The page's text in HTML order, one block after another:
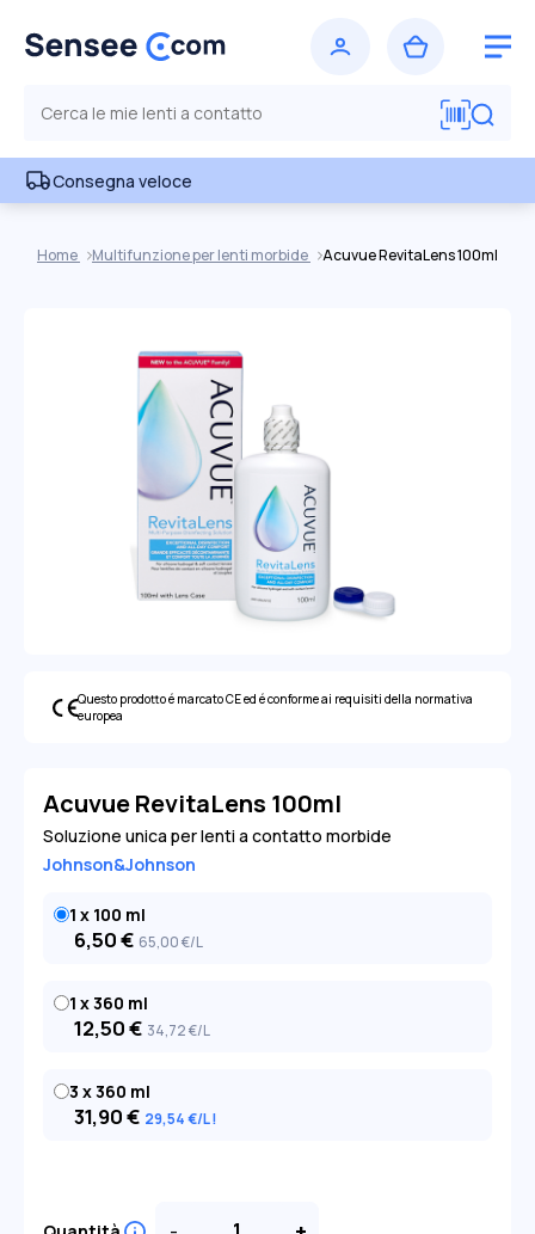
Consegna veloce
Home Multifunzione per lenti morbide Acuvue RevitaLens 100ml
Questo prodotto é marcato CE ed é conforme ai requisiti della normativa
europea
Acuvue RevitaLens 100ml
Soluzione unica per lenti a contatto morbide
Johnson&Johnson
1 x 100 ml
6,50€ 65,00 €/L
1 x 360 ml
12,50€ 34,72 €/L
3 x 360 ml
31,90€ 29,54 €/L